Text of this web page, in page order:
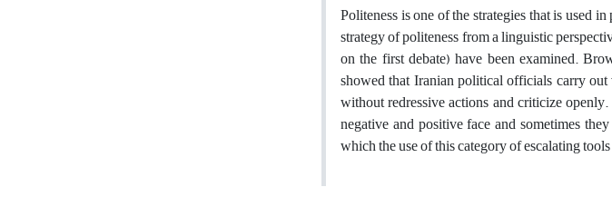
Politeness is one of the strategies that is used
strategy of politeness from a linguistic
on the first debate) have been examined.
showed that Iranian political officials carry
without redressive actions and criticize
negative and positive face and sometimes
which the use of this category of escalating